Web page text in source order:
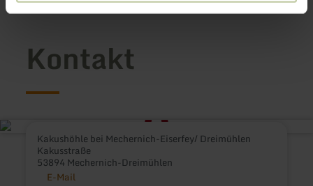
Kontakt
Kakushöhle bei Mechernich-Eiserfey/ Dreimühlen
Kakusstraße
53894 Mechernich-Dreimühlen
E-Mail